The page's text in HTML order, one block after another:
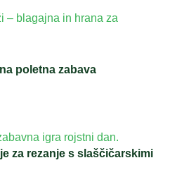
poletna zabava
za rezanje s slaščičarskimi